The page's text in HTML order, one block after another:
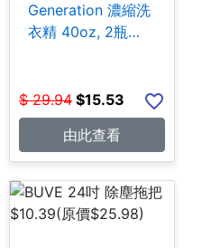
Generation 濃縮洗
衣精 40oz, 2瓶
$ 29.94 $15.53
由此查看